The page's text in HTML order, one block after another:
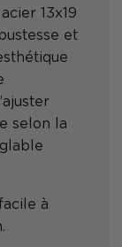
13x19
et
selon la
à